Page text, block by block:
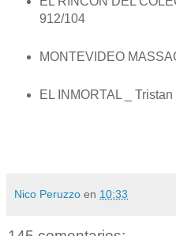
912/104
MONTEVIDEO
EL INMORTAL _
Nico Peruzzo en 10:33